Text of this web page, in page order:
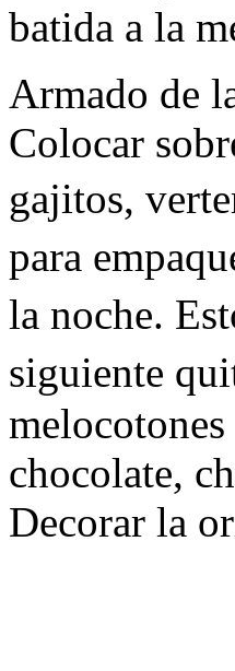
batida a la
Armado de
Colocar
gajitos,
para
la noche.
siguiente
chocolate,
Decorar la